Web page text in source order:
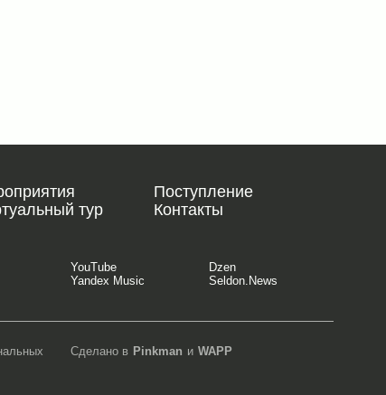
Поступление
тур Контакты
YouTube
Dzen
Yandex Music
Seldon.News
Сделано в Pinkman и WAPP